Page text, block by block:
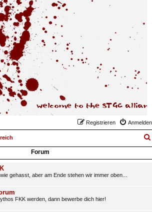
Anmelden
Registrieren
Forum
gehasst, aber am Ende stehen wir immer oben...
FKK werden, dann bewerbe dich hier!